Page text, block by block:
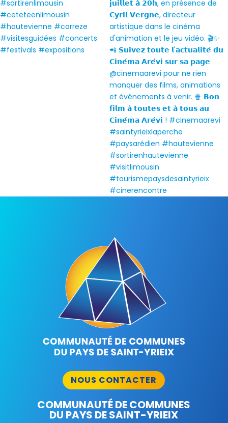
NOUS CONTACTER
COMMUNAUTÉ DE COMMUNES
DU PAYS DE SAINT-YRIEIX